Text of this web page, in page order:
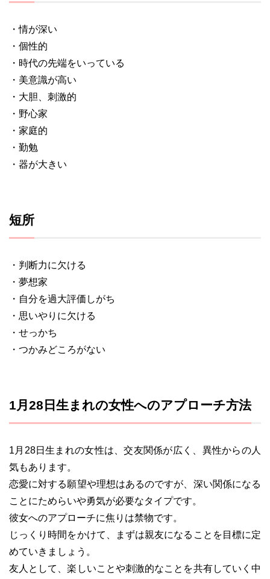
・情が深い
・個性的
・時代の先端をいっている
・美意識が高い
・大胆、刺激的
・野心家
・家庭的
・勤勉
・器が大きい
短所
・判断力に欠ける
・夢想家
・自分を過大評価しがち
・思いやりに欠ける
・せっかち
・つかみどころがない
1月28日生まれの女性へのアプローチ方法
1月28日生まれの女性は、交友関係が広く、異性からの人
気もあります。
恋愛に対する願望や理想はあるのですが、深い関係になる
ことにためらいや勇気が必要なタイプです。
彼女へのアプローチに焦りは禁物です。
じっくり時間をかけて、まずは親友になることを目標に定
めていきましょう。
友人として、楽しいことや刺激的なことを共有していく中